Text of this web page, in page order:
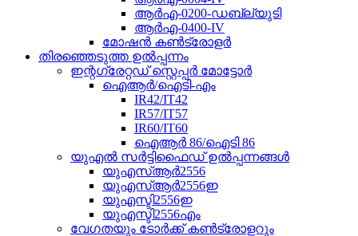
ആർഎ-0200-ഡബ്ല്യുടി
ആർഎ-0400-IV
മോഷൻ കൺട്രോളർ
തിരഞ്ഞെടുത്ത ഉൽപ്പന്നം
ഇന്റഗ്രേറ്റഡ് സ്റ്റെപ്പർ മോട്ടോർ
ഐആർ/ഐടി-എം
IR42/IT42
IR57/IT57
IR60/IT60
ഐആർ 86/ഐടി 86
യുഎൽ സർട്ടിഫൈഡ് ഉൽപ്പന്നങ്ങൾ
യുഎസ്ആർ2556
യുഎസ്ആർ2556ഇ
യുഎസ്ടി2556ഇ
യുഎസ്ടി2556എം
വേഗതയും ടോർക്ക് കൺട്രോളറും